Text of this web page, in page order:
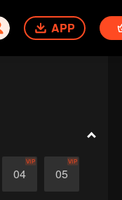
APP
04
VIP
05
VIP